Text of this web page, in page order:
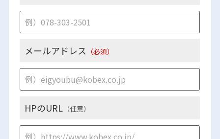
メールアドレス （必須）
HPのURL （任意）